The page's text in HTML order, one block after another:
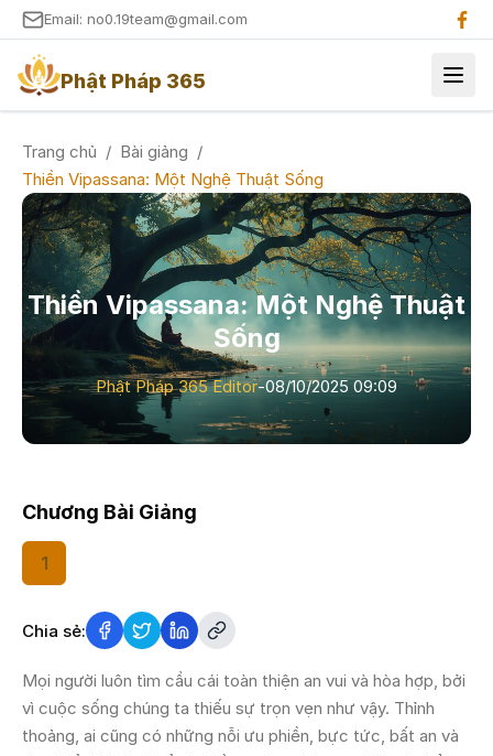
Email: no0.19team@gmail.com
Phật Pháp 365
Trang chủ / Bài giảng /
Thiền Vipassana: Một Nghệ Thuật Sống
Thiền Vipassana: Một Nghệ Thuật
Sống
Phật Pháp 365 Editor-08/10/2025 09:09
Chia sẻ:
Mọi người luôn tìm cầu cái toàn thiện an vui và hòa hợp, bởi
vì cuộc sống chúng ta thiếu sự trọn vẹn như vậy. Thỉnh
thoảng, ai cũng có những nỗi ưu phiền, bực tức, bất an và
Chương Bài Giảng
1